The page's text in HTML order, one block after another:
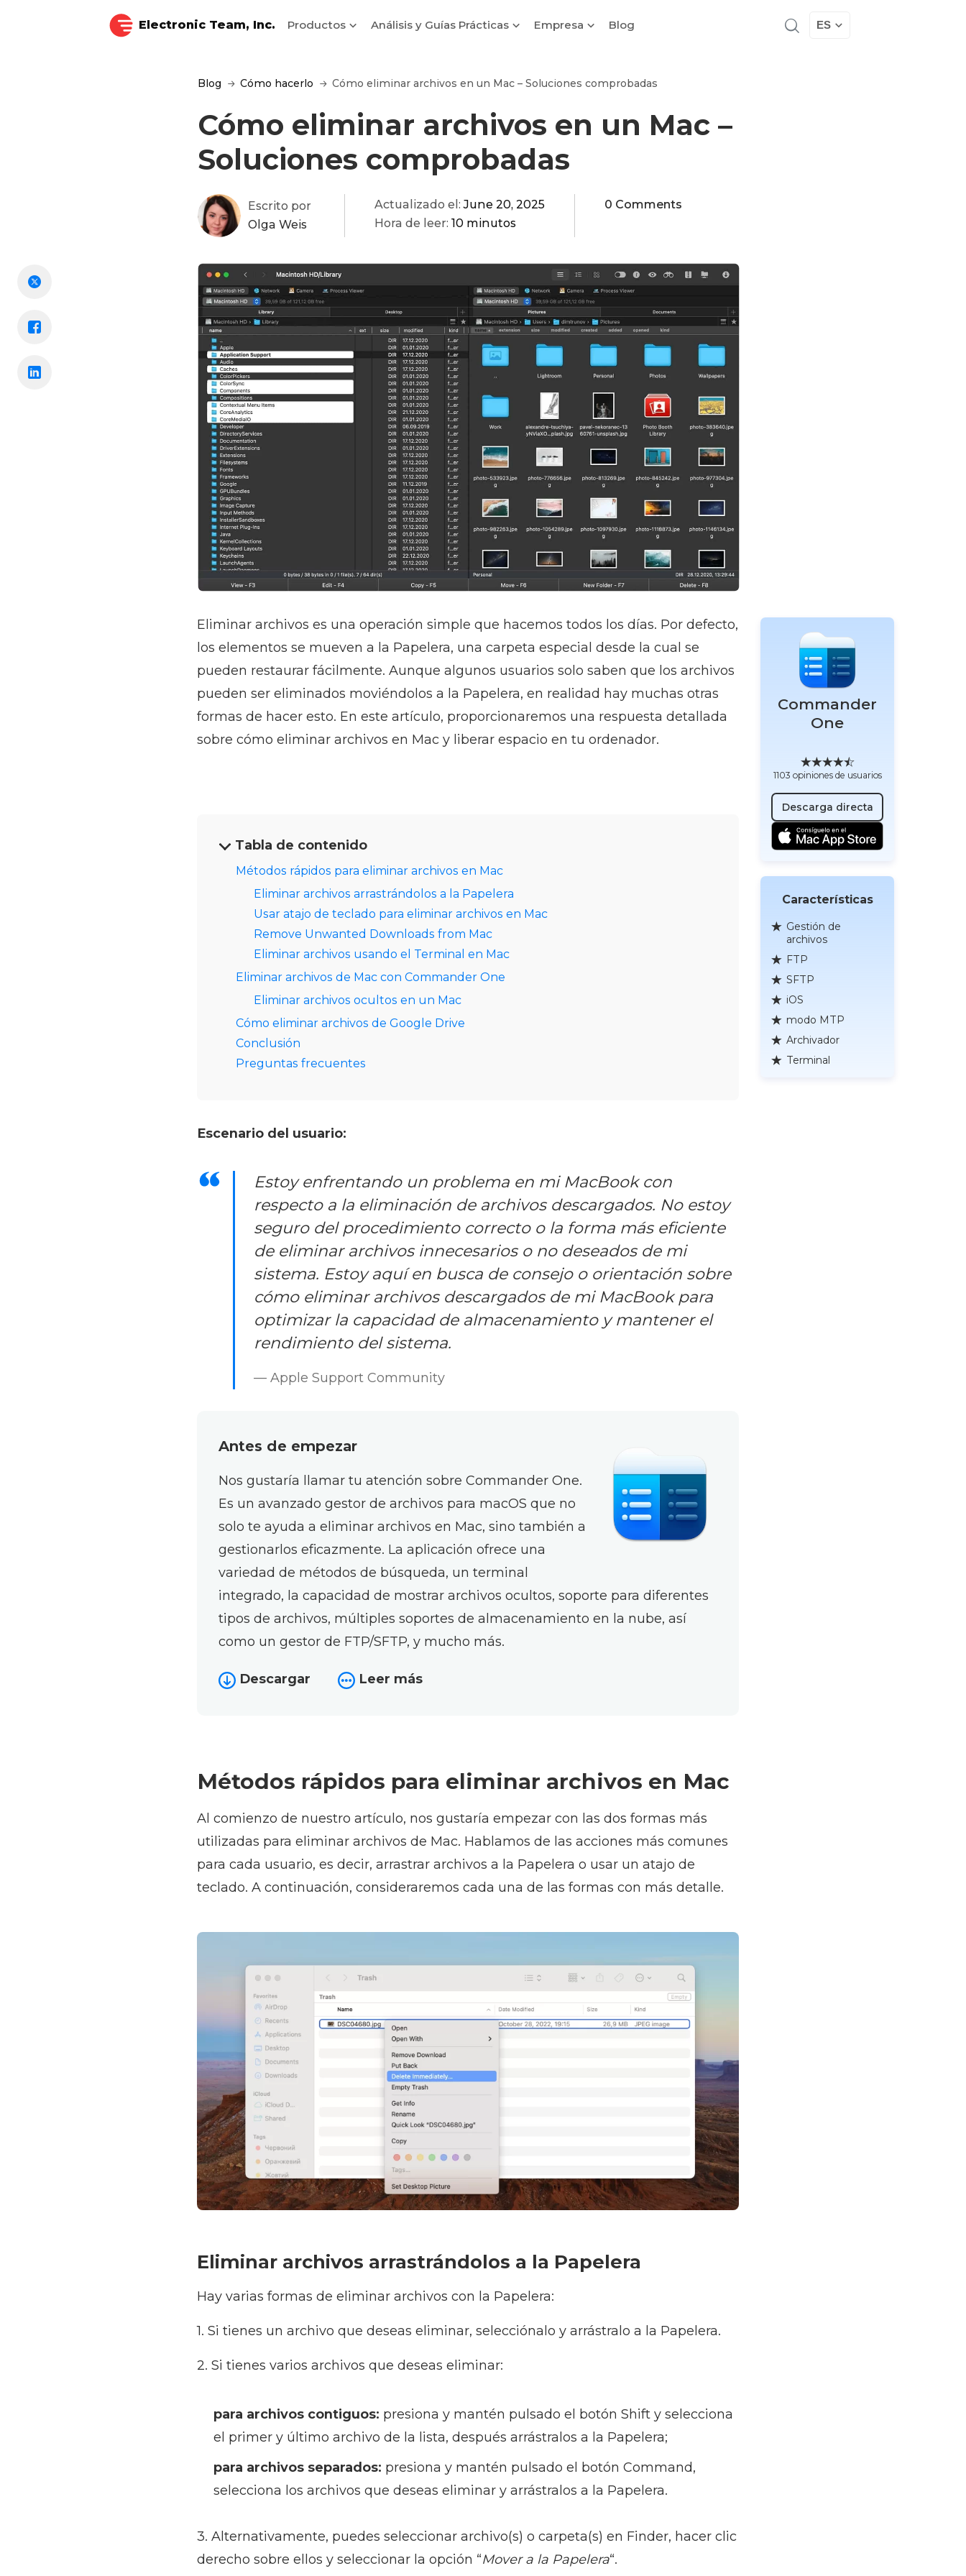
Electronic Team, Inc. Productos Análisis y Guías Prácticas Empresa Blog ES
Blog Cómo hacerlo Cómo eliminar archivos en un Mac – Soluciones comprobadas
Cómo eliminar archivos en un Mac –
Soluciones comprobadas
Escrito por
Olga Weis
Actualizado el:June 20, 2025
Hora de leer: 10 minutos
0 Comments
Eliminar archivos es una operación simple que hacemos todos los días. Por defecto,
los elementos se mueven a la Papelera, una carpeta especial desde la cual se
pueden restaurar fácilmente. Aunque algunos usuarios solo saben que los archivos
pueden ser eliminados moviéndolos a la Papelera, en realidad hay muchas otras
formas de hacer esto. En este artículo, proporcionaremos una respuesta detallada
sobre cómo eliminar archivos en Mac y liberar espacio en tu ordenador.
Tabla de contenido
Métodos rápidos para eliminar archivos en Mac
Eliminar archivos arrastrándolos a la Papelera
Usar atajo de teclado para eliminar archivos en Mac
Remove Unwanted Downloads from Mac
Eliminar archivos usando el Terminal en Mac
Eliminar archivos de Mac con Commander One
Eliminar archivos ocultos en un Mac
Cómo eliminar archivos de Google Drive
Conclusión
Preguntas frecuentes
Escenario del usuario:
Estoy enfrentando un problema en mi MacBook con
respecto a la eliminación de archivos descargados. No estoy
seguro del procedimiento correcto o la forma más eficiente
de eliminar archivos innecesarios o no deseados de mi
sistema. Estoy aquí en busca de consejo o orientación sobre
cómo eliminar archivos descargados de mi MacBook para
optimizar la capacidad de almacenamiento y mantener el
rendimiento del sistema.
— Apple Support Community
Antes de empezar
Nos gustaría llamar tu atención sobre Commander One.
Es un avanzado gestor de archivos para macOS que no
solo te ayuda a eliminar archivos en Mac, sino también a
gestionarlos eficazmente. La aplicación ofrece una
variedad de métodos de búsqueda, un terminal
integrado, la capacidad de mostrar archivos ocultos, soporte para diferentes
tipos de archivos, múltiples soportes de almacenamiento en la nube, así
como un gestor de FTP/SFTP, y mucho más.
Descargar Leer más
Métodos rápidos para eliminar archivos en Mac
Al comienzo de nuestro artículo, nos gustaría empezar con las dos formas más
utilizadas para eliminar archivos de Mac. Hablamos de las acciones más comunes
para cada usuario, es decir, arrastrar archivos a la Papelera o usar un atajo de
teclado. A continuación, consideraremos cada una de las formas con más detalle.
Eliminar archivos arrastrándolos a la Papelera
Hay varias formas de eliminar archivos con la Papelera:
1. Si tienes un archivo que deseas eliminar, selecciónalo y arrástralo a la Papelera.
2. Si tienes varios archivos que deseas eliminar:
para archivos contiguos: presiona y mantén pulsado el botón Shift y selecciona
el primer y último archivo de la lista, después arrástralos a la Papelera;
para archivos separados: presiona y mantén pulsado el botón Command,
selecciona los archivos que deseas eliminar y arrástralos a la Papelera.
3. Alternativamente, puedes seleccionar archivo(s) o carpeta(s) en Finder, hacer clic
derecho sobre ellos y seleccionar la opción “Mover a la Papelera“.
Commander
One
1103 opiniones de usuarios
Descarga directa
Características
Gestión de
archivos
FTP
SFTP
iOS
modo MTP
Archivador
Terminal